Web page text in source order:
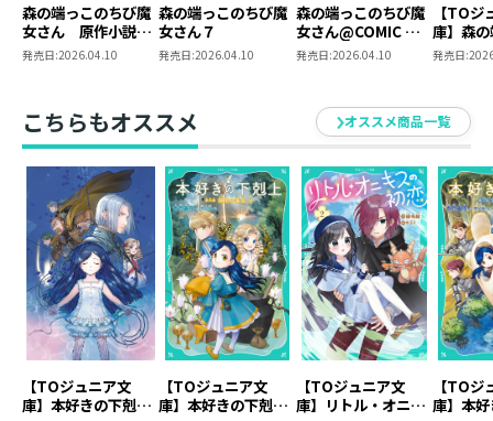
森の端っこのちび魔
女さん 原作小説第
7巻＋コミックス第2
発売日:2026.04.10
森の端っこのちび魔
女さん７
発売日:2026.04.10
森の端っこのちび魔
女さん@COMIC 第2
巻
発売日:2026.04.10
【TOジ
庫】森
び魔女
発売日:
こちらもオススメ オススメ商品一覧
【TOジュニア文
庫】本好きの下剋
【TOジュニア文
庫】本好きの下剋
【TOジュニア文
庫】リトル・オニキ
【TOジ
庫】本